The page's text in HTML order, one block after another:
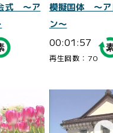
式 ～ア
模擬国体 ～ア
ン～
00:01:57
再生回数：70